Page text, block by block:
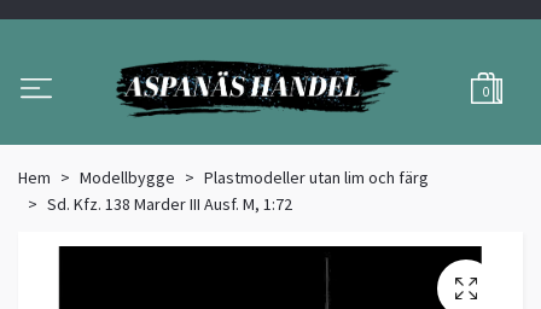
0
Hem Modellbygge
Plastmodeller utan lim och färg
Sd. Kfz. 138 Marder III Ausf. M, 1:72